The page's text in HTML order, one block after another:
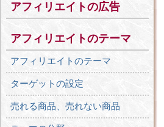
アフィリエイトの広告
アフィリエイトのテーマ
アフィリエイトのテーマ
ターゲットの設定
売れる商品、売れない商品